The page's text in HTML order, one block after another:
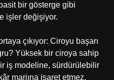
bir gösterge gibi
işler değişiyor.
çıkıyor: Ciroyu başarı
Yüksek bir ciroya sahip
iş modeline, sürdürülebilir
marjına işaret etmez.